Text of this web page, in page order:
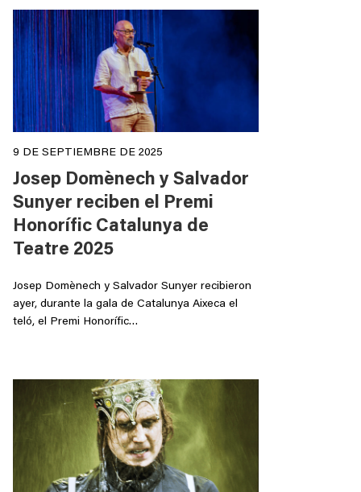
9 DE SEPTIEMBRE DE 2025
Josep Domènech y Salvador
Sunyer reciben el Premi
Honorífic Catalunya de
Teatre 2025
Josep Domènech y Salvador Sunyer recibieron
ayer, durante la gala de Catalunya Aixeca el
teló, el Premi Honorífic…